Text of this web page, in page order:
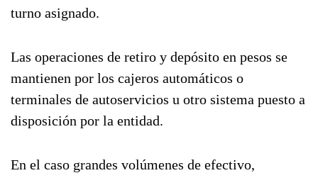
turno asignado.
Las operaciones de retiro y depósito en pesos se
mantienen por los cajeros automáticos o
terminales de autoservicios u otro sistema puesto a
disposición por la entidad.
En el caso grandes volúmenes de efectivo,